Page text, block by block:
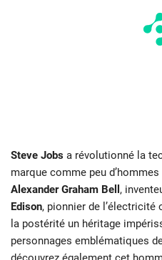
Steve Jobs a révolutionné la
marque comme peu
Alexander Graham Bell ,
Edison, pionnier de
la postérité un héritage
personnages emblématiques